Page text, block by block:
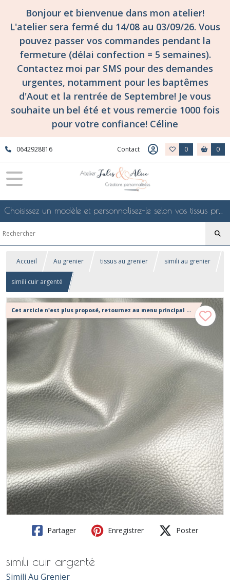
Bonjour et bienvenue dans mon atelier!
L'atelier sera fermé du 14/08 au 03/09/26. Vous
pouvez passer vos commandes pendant la
fermeture (délai confection = 5 semaines).
Contactez moi par SMS pour des demandes
urgentes, notamment pour les baptêmes
d'Aout et la rentrée de Septembre! Je vous
souhaite un bel été et vous remercie 1000 fois
pour votre confiance! Céline
0642928816 Contact 0 0
Choisissez un modèle et personnalisez-le selon vos tissus préférés de mes collections en ligne, je le confectionnerai selon vos souhaits
Accueil Au grenier tissus au grenier simili au grenier
simili cuir argenté
Cet article n'est plus proposé, retournez au menu principal ou contactez moi!
Partager Enregistrer Poster
simili cuir argenté
Simili Au Grenier